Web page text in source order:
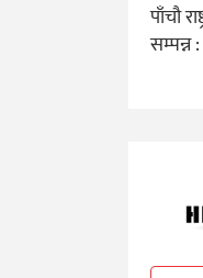
पाँचौ
सम्पन्न